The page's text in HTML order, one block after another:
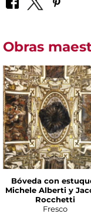
Obras
Bóveda con
Michele Alberti y
Rocchetti
Fresco